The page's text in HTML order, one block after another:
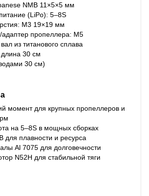
NMB 11×5×5 мм
(LiPo): 5–8S
M3 19×19 мм
адаптер пропеллера: M5
из титанового сплава
30 см
30 см)
момент для крупных пропеллеров и
на 5–8S в мощных сборках
для плавности и ресурса
Al 7075 для долговечности
N52H для стабильной тяги